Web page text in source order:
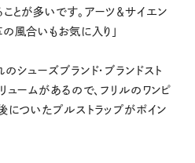
とが多いです。アーツ＆サイエン
風合いもお気に入り」
シューズブランド・ブランドスト
ュームがあるので、フリルのワンピ
についたプルストラップがポイン